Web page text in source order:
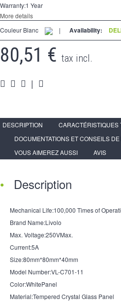
Media
Espace PRO
Warranty:1 Year
More details
Couleur Blanc
| Availability:
80,51 € tax incl.
|
DESCRIPTION
CARACTÉRISTIQUES
DOCUMENTATIONS ET CONSEILS
VOUS AIMEREZ AUSSI
AVIS
Description
Mechanical Life:100,000 Times of
Brand Name:Livolo
Max. Voltage:250VMax.
Current:5A
Size:80mm*80mm*40mm
Model Number:VL-C701-11
Color:WhitePanel
Material:Tempered Crystal Glass Panel